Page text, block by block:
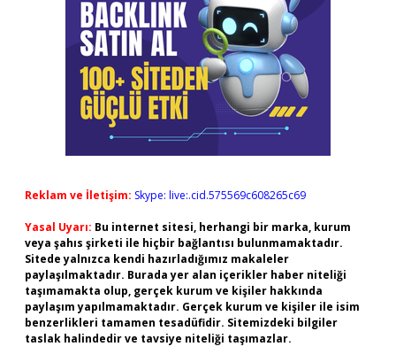
Reklam ve İletişim: Skype: live:.cid.575569c608265c69
Yasal Uyarı: Bu internet sitesi, herhangi bir marka, kurum
veya şahıs şirketi ile hiçbir bağlantısı bulunmamaktadır.
Sitede yalnızca kendi hazırladığımız makaleler
paylaşılmaktadır. Burada yer alan içerikler haber niteliği
taşımamakta olup, gerçek kurum ve kişiler hakkında
paylaşım yapılmamaktadır. Gerçek kurum ve kişiler ile isim
benzerlikleri tamamen tesadüfidir. Sitemizdeki bilgiler
taslak halindedir ve tavsiye niteliği taşımazlar.